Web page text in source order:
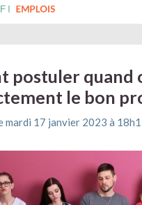
postuler quand
le bon
mardi 17 janvier 2023 à